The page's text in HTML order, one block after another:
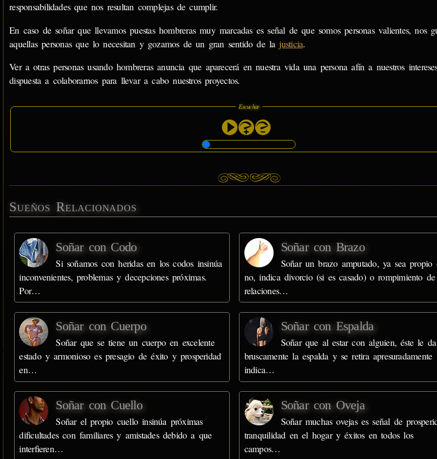
responsabilidades que nos resultan complejas de cumplir.
En caso de soñar que llevamos puestas hombreras muy marcadas es señal de que somos personas valientes, nos
aquellas personas que lo necesitan y gozamos de un gran sentido de la justicia.
Ver a otras personas usando hombreras anuncia que aparecerá en nuestra vida una persona afín a nuestros
dispuesta a colaborarnos para llevar a cabo nuestros proyectos.
Escuchar
Sueños Relacionados
Soñar con Codo
Si soñamos con heridas en los codos insinúa
inconvenientes, problemas y decepciones próximas.
Por…
Soñar con Brazo
Soñar un brazo amputado, ya sea propio
no, indica divorcio (si es casado) o rompimiento de
relaciones…
Soñar con Cuerpo
Soñar que se tiene un cuerpo en excelente
estado y armonioso es presagio de éxito y prosperidad
en…
Soñar con Espalda
Soñar que al estar con alguien, éste le da
bruscamente la espalda y se retira apresuradamente
indica…
Soñar con Cuello
Soñar el propio cuello insinúa próximas
dificultades con familiares y amistades debido a que
interfieren…
Soñar con Oveja
Soñar muchas ovejas es señal de
tranquilidad en el hogar y éxitos en todos los
campos…